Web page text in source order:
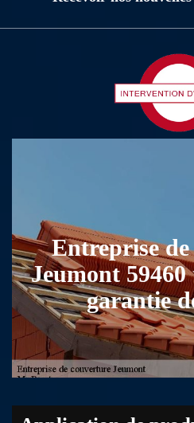
Entreprise
Jeumont
garantie